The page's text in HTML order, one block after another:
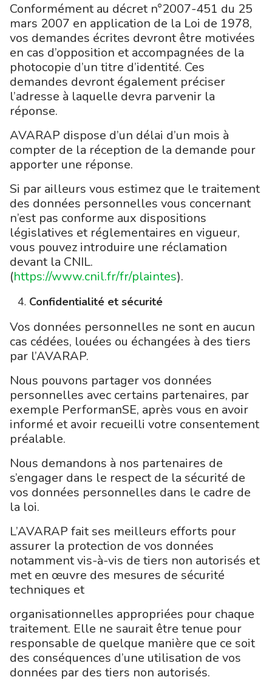
Conformément au décret n°2007-451 du 25
mars 2007 en application de la Loi de 1978,
vos demandes écrites devront être motivées
en cas d’opposition et accompagnées de la
photocopie d’un titre d’identité. Ces
demandes devront également préciser
l’adresse à laquelle devra parvenir la
réponse.
AVARAP dispose d’un délai d’un mois à
compter de la réception de la demande pour
apporter une réponse.
Si par ailleurs vous estimez que le traitement
des données personnelles vous concernant
n’est pas conforme aux dispositions
législatives et réglementaires en vigueur,
vous pouvez introduire une réclamation
devant la CNIL.
(https://www.cnil.fr/fr/plaintes).
Confidentialité et sécurité
Vos données personnelles ne sont en aucun
cas cédées, louées ou échangées à des tiers
par l’AVARAP.
Nous pouvons partager vos données
personnelles avec certains partenaires, par
exemple PerformanSE, après vous en avoir
informé et avoir recueilli votre consentement
préalable.
Nous demandons à nos partenaires de
s’engager dans le respect de la sécurité de
vos données personnelles dans le cadre de
la loi.
L’AVARAP fait ses meilleurs efforts pour
assurer la protection de vos données
notamment vis-à-vis de tiers non autorisés et
met en œuvre des mesures de sécurité
techniques et
organisationnelles appropriées pour chaque
traitement. Elle ne saurait être tenue pour
responsable de quelque manière que ce soit
des conséquences d’une utilisation de vos
données par des tiers non autorisés.